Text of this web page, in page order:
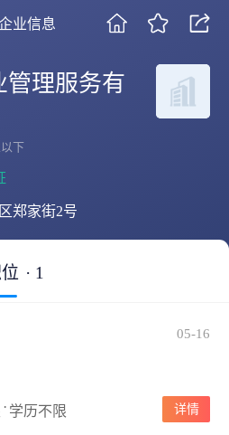
业信息
管理服务有
下
郑家街2号
· 1
05-16
· 学历不限 详情